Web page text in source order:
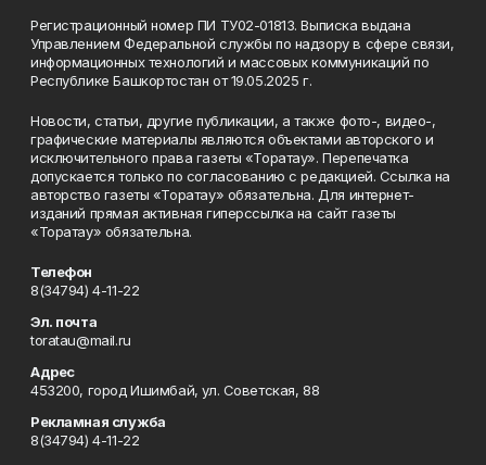
Регистрационный номер ПИ ТУ02-01813. Выписка выдана
Управлением Федеральной службы по надзору в сфере связи,
информационных технологий и массовых коммуникаций по
Республике Башкортостан от 19.05.2025 г.
Новости, статьи, другие публикации, а также фото-, видео-,
графические материалы являются объектами авторского и
исключительного права газеты «Торатау». Перепечатка
допускается только по согласованию с редакцией. Ссылка на
авторство газеты «Торатау» обязательна. Для интернет-
изданий прямая активная гиперссылка на сайт газеты
«Торатау» обязательна.
Телефон
8(34794) 4-11-22
Эл. почта
toratau@mail.ru
Адрес
453200, город Ишимбай, ул. Советская, 88
Рекламная служба
8(34794) 4-11-22